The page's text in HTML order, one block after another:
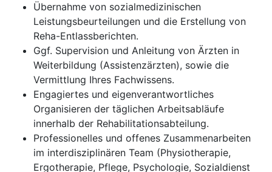
Übernahme von sozialmedizinischen
Leistungsbeurteilungen und die Erstellung von
Reha-Entlassberichten.
Ggf. Supervision und Anleitung von Ärzten in
Weiterbildung (Assistenzärzten), sowie die
Vermittlung Ihres Fachwissens.
Engagiertes und eigenverantwortliches
Organisieren der täglichen Arbeitsabläufe
innerhalb der Rehabilitationsabteilung.
Professionelles und offenes Zusammenarbeiten
im interdisziplinären Team (Physiotherapie,
Ergotherapie, Pflege, Psychologie, Sozialdienst